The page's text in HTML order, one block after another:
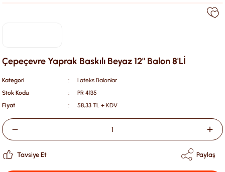
Çepeçevre Yaprak Baskılı Beyaz 12'' Balon 8'Lİ
Kategori
Lateks Balonlar
Stok Kodu
PR 4135
Fiyat
58,33 TL + KDV
Tavsiye Et Paylaş